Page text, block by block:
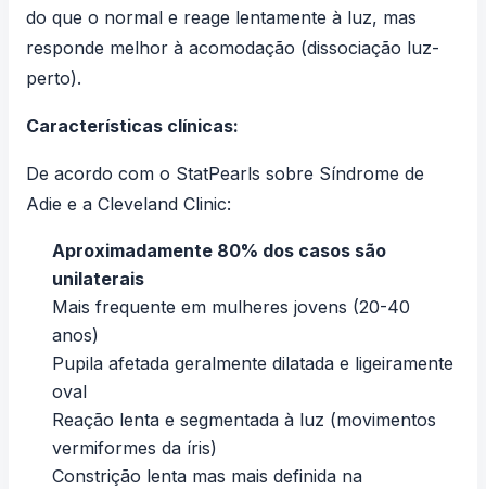
do que o normal e reage lentamente à luz, mas
responde melhor à acomodação (dissociação luz-
perto).
Características clínicas:
De acordo com o StatPearls sobre Síndrome de
Adie e a Cleveland Clinic:
Aproximadamente 80% dos casos são
unilaterais
Mais frequente em mulheres jovens (20-40
anos)
Pupila afetada geralmente dilatada e ligeiramente
oval
Reação lenta e segmentada à luz (movimentos
vermiformes da íris)
Constrição lenta mas mais definida na